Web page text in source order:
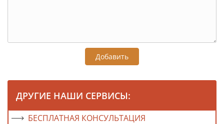
Добавить
ДРУГИЕ НАШИ СЕРВИСЫ:
БЕСПЛАТНАЯ КОНСУЛЬТАЦИЯ